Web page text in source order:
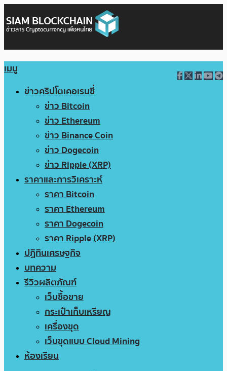
เมนู
ข่าวคริปโตเคอเรนซี่
ข่าว Bitcoin
ข่าว Ethereum
ข่าว Binance Coin
ข่าว Dogecoin
ข่าว Ripple (XRP)
ราคาและการวิเคราะห์
ราคา Bitcoin
ราคา Ethereum
ราคา Dogecoin
ราคา Ripple (XRP)
ปฏิทินเศรษฐกิจ
บทความ
รีวิวผลิตภัณฑ์
เว็บซื้อขาย
กระเป๋าเก็บเหรียญ
เครื่องขุด
เว็บขุดแบบ Cloud Mining
ห้องเรียน